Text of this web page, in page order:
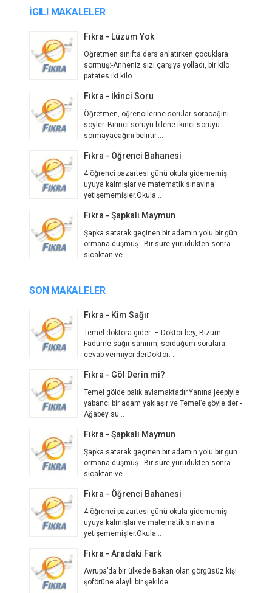
İGILI MAKALELER
Fıkra - Lüzum Yok
Öğretmen sınıfta ders anlatırken çocuklara
sormuş:-Anneniz sizi çarşıya yolladı, bir kilo
patates iki kilo...
Fıkra - İkinci Soru
Öğretmen, öğrencilerine sorular soracağını
söyler. Birinci soruyu bilene ikinci soruyu
sormayacağını belirtir....
Fıkra - Öğrenci Bahanesi
4 öğrenci pazartesi günü okula gidememiş
uyuya kalmışlar ve matematik sınavına
yetişememişler.Okula...
Fıkra - Şapkalı Maymun
Şapka satarak geçinen bir adamın yolu bir gün
ormana düşmüş...Bir süre yurudukten sonra
sicaktan ve...
SON MAKALELER
Fıkra - Kim Sağır
Temel doktora gider: – Doktor bey, Bizum
Fadüme sağır sanırım, sorduğum sorulara
cevap vermiyor.derDoktor:-...
Fıkra - Göl Derin mi?
Temel gölde balık avlamaktadır.Yanına jeepiyle
yabancı bir adam yaklaşır ve Temel’e şöyle der:-
Ağabey su...
Fıkra - Şapkalı Maymun
Şapka satarak geçinen bir adamın yolu bir gün
ormana düşmüş...Bir süre yurudukten sonra
sicaktan ve...
Fıkra - Öğrenci Bahanesi
4 öğrenci pazartesi günü okula gidememiş
uyuya kalmışlar ve matematik sınavına
yetişememişler.Okula...
Fıkra - Aradaki Fark
Avrupa’da bir ülkede Bakan olan görgüsüz kişi
şoförüne alaylı bir şekilde...